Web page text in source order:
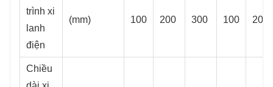
trình xi
lanh
điện
(mm) 100 200 300 100 200
Chiều